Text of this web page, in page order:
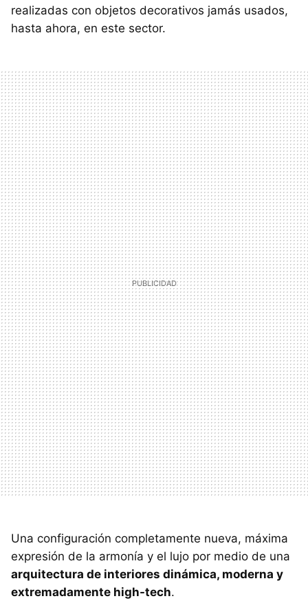
realizadas con objetos decorativos jamás usados,
hasta ahora, en este sector.
Una configuración completamente nueva, máxima
expresión de la armonía y el lujo por medio de una
arquitectura de interiores dinámica, moderna y
extremadamente high-tech.